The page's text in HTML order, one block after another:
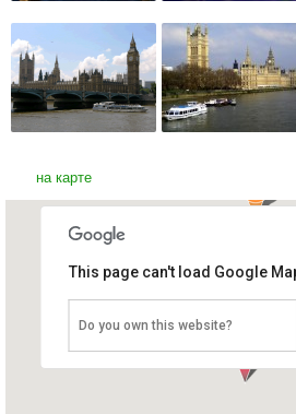
на карте
Здание
This page can't load Google
Do you own this website?